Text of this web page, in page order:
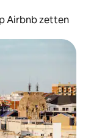
Airbnb zetten